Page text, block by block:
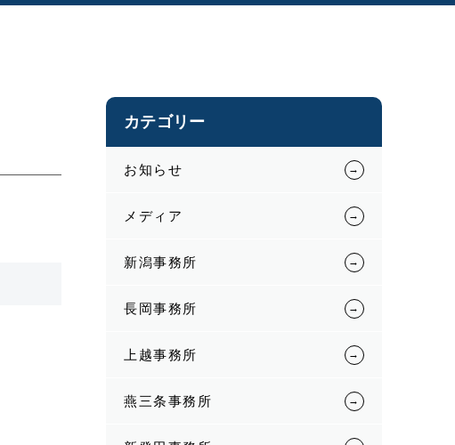
カテゴリー
お知らせ
メディア
新潟事務所
長岡事務所
上越事務所
燕三条事務所